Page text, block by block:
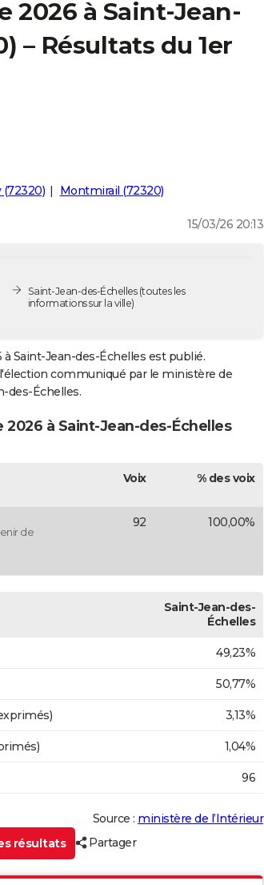
2026 à Saint-Jean-
– Résultats du 1er
(72320) Montmirail (72320)
15/03/26 20:13
Saint-Jean-des-Échelles(toutes les
informations sur la ville)
à Saint-Jean-des-Échelles est publié.
communiqué par le ministère de
des-Échelles.
à Saint-Jean-des-Échelles
Voix % des voix
de
92 100,00%
Saint-Jean-des-
Échelles
49,23%
50,77%
3,13%
1,04%
96
Source : ministère de l’Intérieur
résultats
Partager